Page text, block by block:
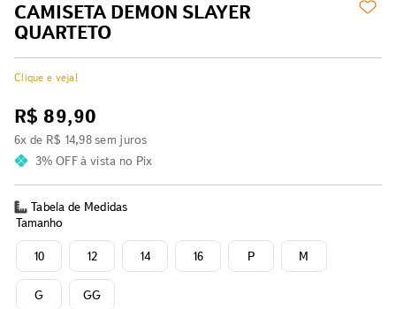
CAMISETA DEMON SLAYER
QUARTETO
Clique e veja!
R$ 89,90
6x de R$ 14,98sem juros
3% OFFà vista no Pix
Tabela de Medidas
Tamanho
16 P
G
M
GG
14
12
10